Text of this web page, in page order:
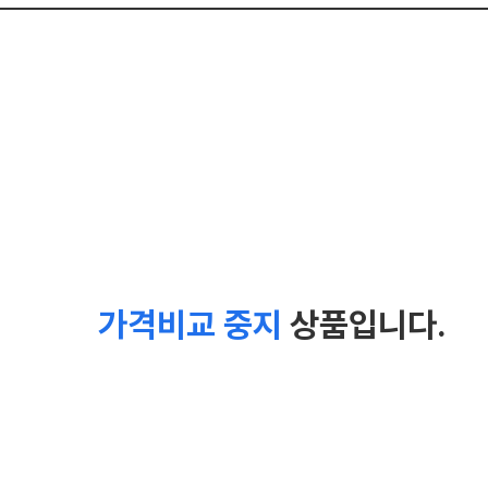
가격비교 중지 상품입니다.